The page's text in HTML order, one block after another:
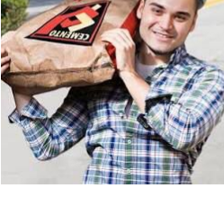
Onda tropical y vaguada
tormentas eléctricas y
provincias
Juan Garrigó asume la
con apuesta por la unidad y
partidario